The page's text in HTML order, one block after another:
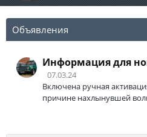
Объявления
Информация для
07.03.24
Включена ручная
причине нахлынувшей